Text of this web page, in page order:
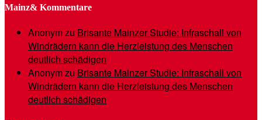
Mainz& Kommentare
Anonymzu Brisante Mainzer Studie: Infraschall von
Windrädern kann die Herzleistung des Menschen
deutlich schädigen
Anonymzu Brisante Mainzer Studie: Infraschall von
Windrädern kann die Herzleistung des Menschen
deutlich schädigen